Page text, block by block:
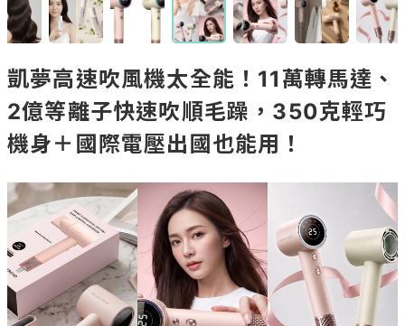
凱夢高速吹風機太全能！11萬轉馬達、
2億等離子快速吹順毛躁，350克輕巧
機身＋國際電壓出國也能用！